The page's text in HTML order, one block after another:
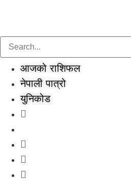
आजको राशिफल
नेपाली पात्रो
युनिकोड